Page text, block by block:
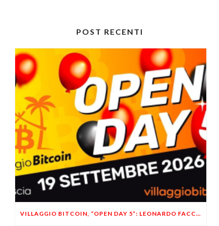
POST RECENTI
VILLAGGIO BITCOIN, “OPEN DAY 5”: LEONARDO FACCO OSPITE A BRESCIA